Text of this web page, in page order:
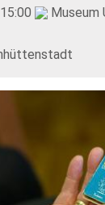
Museum